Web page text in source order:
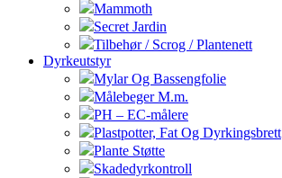
Mammoth
Secret Jardin
Tilbehør / Scrog / Plantenett
Dyrkeutstyr
Mylar Og Bassengfolie
Målebeger M.m.
PH – EC-målere
Plastpotter, Fat Og Dyrkingsbrett
Plante Støtte
Skadedyrkontroll